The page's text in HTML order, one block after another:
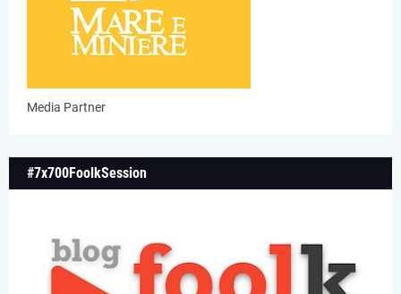
Media Partner
#7x700FoolkSession